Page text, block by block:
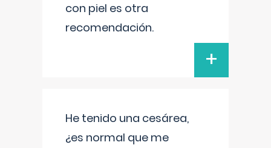
con piel es otra
recomendación.
+
He tenido una cesárea,
¿es normal que me